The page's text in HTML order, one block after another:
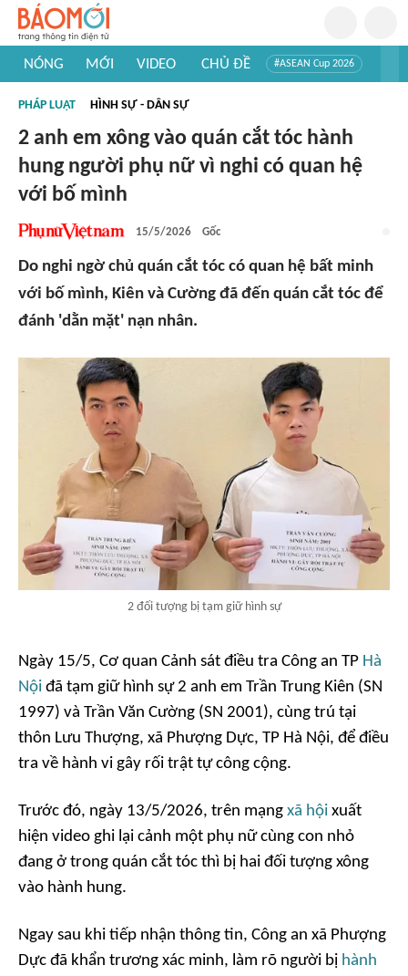
NÓNG MỚI VIDEO CHỦ ĐỀ #ASEAN Cup 2026
#Khám phá thế giới
PHÁP LUẬT HÌNH SỰ - DÂN SỰ
2 anh em xông vào quán cắt tóc hành
hung người phụ nữ vì nghi có quan hệ
với bố mình
15/5/2026 Gốc
Do nghi ngờ chủ quán cắt tóc có quan hệ bất minh
với bố mình, Kiên và Cường đã đến quán cắt tóc để
đánh 'dằn mặt' nạn nhân.
2 đối tượng bị tạm giữ hình sự
Ngày 15/5, Cơ quan Cảnh sát điều tra Công an TP Hà
Nội đã tạm giữ hình sự 2 anh em Trần Trung Kiên (SN
1997) và Trần Văn Cường (SN 2001), cùng trú tại
thôn Lưu Thượng, xã Phượng Dực, TP Hà Nội, để điều
tra về hành vi gây rối trật tự công cộng.
Trước đó, ngày 13/5/2026, trên mạng xã hội xuất
hiện video ghi lại cảnh một phụ nữ cùng con nhỏ
đang ở trong quán cắt tóc thì bị hai đối tượng xông
vào hành hung.
Ngay sau khi tiếp nhận thông tin, Công an xã Phượng
Dực đã khẩn trương xác minh, làm rõ người bị hành